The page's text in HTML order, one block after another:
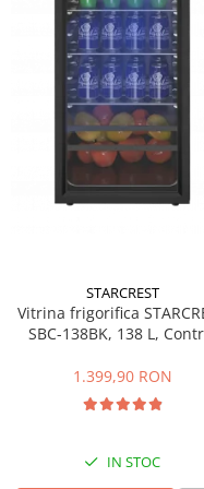
Cuptoare cu microunde
Cuptoare cu microunde
Hote de bucatarie
Incorporabile
Aparate frigorifice
Plite incorporabile
Masini spalat vase
Plite standard
Vitrine frigorifice
STARCREST
Vitrina frigorifica
SBC-138BK, 138 L,
cm, Negru
1.399,90 RON
IN STOC